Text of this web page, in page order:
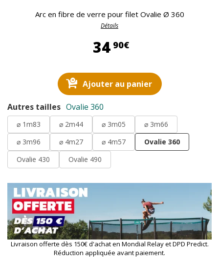
Arc en fibre de verre pour filet Ovalie Ø 360
Détails
34 90€34,90 €
Ajouter au panier
Autres tailles Ovalie 360
⌀ 1m83 ⌀ 2m44 ⌀ 3m05
⌀ 3m66
⌀ 3m96
⌀ 4m27 ⌀ 4m57
Ovalie 360
Ovalie 430
Ovalie 490
Livraison offerte dès 150€ d'achat en Mondial Relay et DPD Predict.
Réduction appliquée avant paiement.